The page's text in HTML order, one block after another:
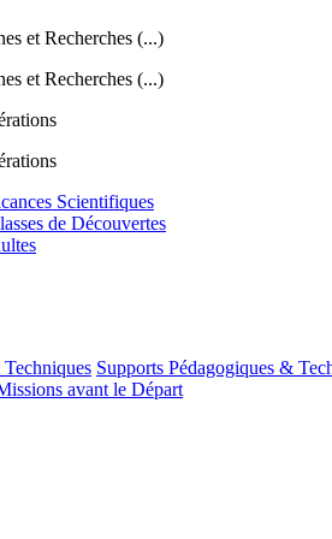
et Recherches (...)
et Recherches (...)
Scientifiques
de Découvertes
Supports Pédagogiques &
avant le Départ